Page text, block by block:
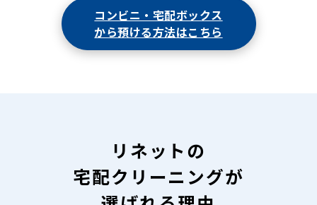
コンビニ・宅配ボックス
から預ける方法はこちら
リネットの
宅配クリーニングが